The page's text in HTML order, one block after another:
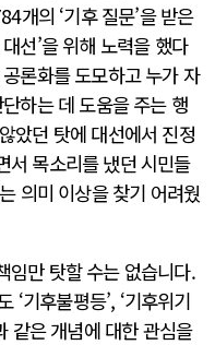
개의 ‘기후 질문’을 받은
선’을 위해 노력을 했다
론화를 도모하고 누가 자
하는 데 도움을 주는 행
았던 탓에 대선에서 진정
서 목소리를 냈던 시민들
의미 이상을 찾기 어려웠
임만 탓할 수는 없습니다.
‘기후불평등’, ‘기후위기
같은 개념에 대한 관심을